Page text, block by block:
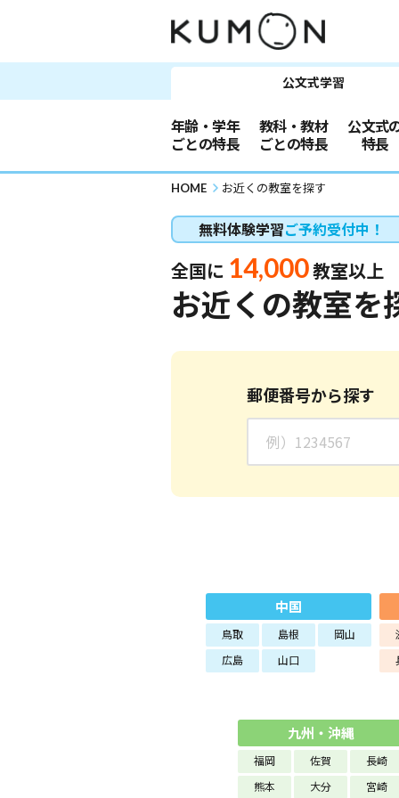
公文式学習
年齢・学年
ごとの特長
教科・教材
ごとの特長
公文式
特長
HOME お近くの教室を探す
無料体験学習ご予約受付中！
全国に 14,000教室以上
お近くの教室を
郵便番号から探す
中国
鳥取 島根
岡山
広島
山口
九州・沖縄
福岡 佐賀
長崎
熊本
大分
宮崎